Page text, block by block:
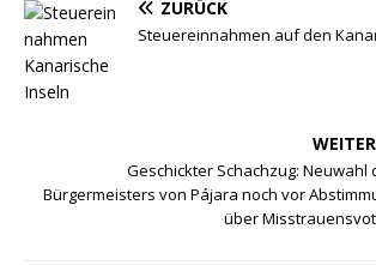
ZURÜCK
Steuereinnahmen auf den
WEITER
Geschickter Schachzug: Neuwahl
Bürgermeisters von Pájara noch vor
über